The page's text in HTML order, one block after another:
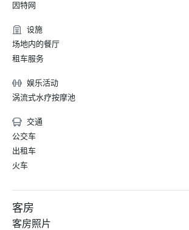
因特网
设施
场地内的餐厅
租车服务
娱乐活动
涡流式水疗按摩池
交通
公交车
出租车
火车
客房
客房照片